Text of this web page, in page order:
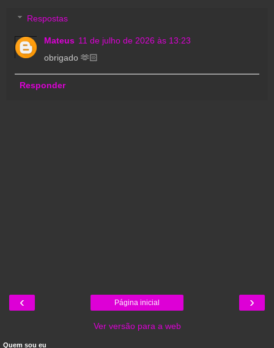
Respostas
Mateus 11 de julho de 2026 às 13:23
obrigado 🫶🏻
Responder
‹ ›
Página inicial
Ver versão para a web
Quem sou eu